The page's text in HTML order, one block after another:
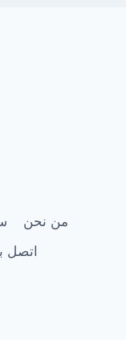
من نحن
اتصل